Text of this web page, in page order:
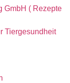
GmbH ( Rezepte
Tiergesundheit